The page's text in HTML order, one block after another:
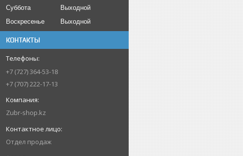
Суббота
Выходной
Воскресенье
Выходной
КОНТАКТЫ
+7 (727) 364-53-18
+7 (707) 222-17-13
Zubr-shop.kz
Отдел продаж